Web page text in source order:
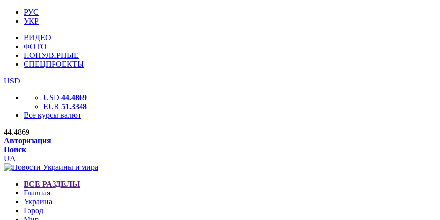
РУС
УКР
ВИДЕО
ФОТО
ПОПУЛЯРНЫЕ
СПЕЦПРОЕКТЫ
USD
USD 44.4869
EUR 51.3348
Все курсы валют
44.4869
Авторизация
Поиск
UA
ВСЕ РАЗДЕЛЫ
Главная
Украина
Город